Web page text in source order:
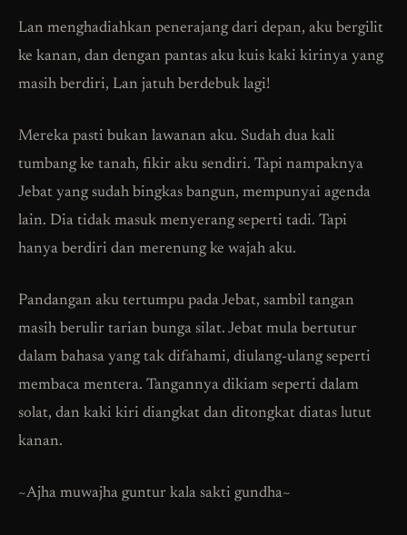
Lan menghadiahkan penerajang dari depan, aku bergilit
ke kanan, dan dengan pantas aku kuis kaki kirinya yang
masih berdiri, Lan jatuh berdebuk lagi!
Mereka pasti bukan lawanan aku. Sudah dua kali
tumbang ke tanah, fikir aku sendiri. Tapi nampaknya
Jebat yang sudah bingkas bangun, mempunyai agenda
lain. Dia tidak masuk menyerang seperti tadi. Tapi
hanya berdiri dan merenung ke wajah aku.
Pandangan aku tertumpu pada Jebat, sambil tangan
masih berulir tarian bunga silat. Jebat mula bertutur
dalam bahasa yang tak difahami, diulang-ulang seperti
membaca mentera. Tangannya dikiam seperti dalam
solat, dan kaki kiri diangkat dan ditongkat diatas lutut
kanan.
~Ajha muwajha guntur kala sakti gundha~